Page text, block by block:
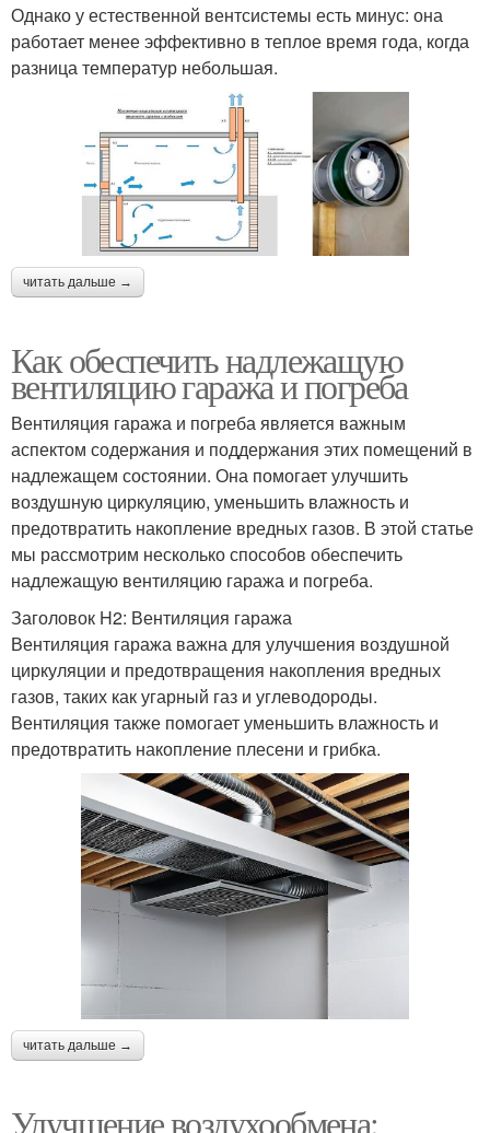
Однако у естественной вентсистемы есть минус: она
работает менее эффективно в теплое время года, когда
разница температур небольшая.
читать дальше →
Как обеспечить надлежащую
вентиляцию гаража и погреба
Вентиляция гаража и погреба является важным
аспектом содержания и поддержания этих помещений в
надлежащем состоянии. Она помогает улучшить
воздушную циркуляцию, уменьшить влажность и
предотвратить накопление вредных газов. В этой статье
мы рассмотрим несколько способов обеспечить
надлежащую вентиляцию гаража и погреба.
Заголовок H2: Вентиляция гаража
Вентиляция гаража важна для улучшения воздушной
циркуляции и предотвращения накопления вредных
газов, таких как угарный газ и углеводороды.
Вентиляция также помогает уменьшить влажность и
предотвратить накопление плесени и грибка.
читать дальше →
Улучшение воздухообмена: